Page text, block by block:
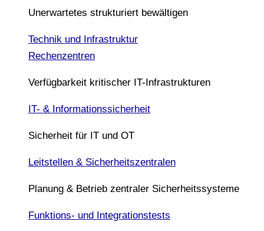
Unerwartetes strukturiert bewältigen
Technik und Infrastruktur
Rechenzentren
Verfügbarkeit kritischer IT-Infrastrukturen
IT- & Informationssicherheit
Sicherheit für IT und OT
Leitstellen & Sicherheitszentralen
Planung & Betrieb zentraler Sicherheitssysteme
Funktions- und Integrationstests